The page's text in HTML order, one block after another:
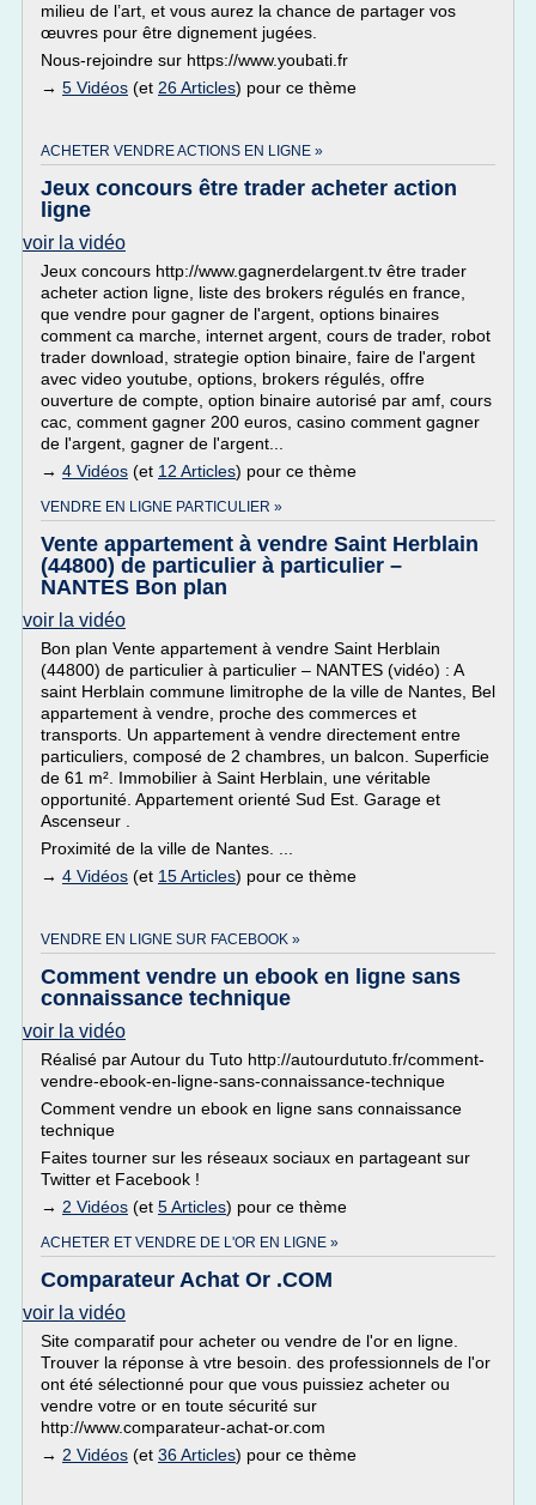
milieu de l’art, et vous aurez la chance de partager vos
œuvres pour être dignement jugées.
Nous-rejoindre sur https://www.youbati.fr
→ 5 Vidéos (et 26 Articles) pour ce thème
ACHETER VENDRE ACTIONS EN LIGNE »
Jeux concours être trader acheter action
ligne
voir la vidéo
Jeux concours http://www.gagnerdelargent.tv être trader
acheter action ligne, liste des brokers régulés en france,
que vendre pour gagner de l'argent, options binaires
comment ca marche, internet argent, cours de trader, robot
trader download, strategie option binaire, faire de l'argent
avec video youtube, options, brokers régulés, offre
ouverture de compte, option binaire autorisé par amf, cours
cac, comment gagner 200 euros, casino comment gagner
de l'argent, gagner de l'argent...
→ 4 Vidéos (et 12 Articles) pour ce thème
VENDRE EN LIGNE PARTICULIER »
Vente appartement à vendre Saint Herblain
(44800) de particulier à particulier –
NANTES Bon plan
voir la vidéo
Bon plan Vente appartement à vendre Saint Herblain
(44800) de particulier à particulier – NANTES (vidéo) : A
saint Herblain commune limitrophe de la ville de Nantes, Bel
appartement à vendre, proche des commerces et
transports. Un appartement à vendre directement entre
particuliers, composé de 2 chambres, un balcon. Superficie
de 61 m². Immobilier à Saint Herblain, une véritable
opportunité. Appartement orienté Sud Est. Garage et
Ascenseur .
Proximité de la ville de Nantes. ...
→ 4 Vidéos (et 15 Articles) pour ce thème
VENDRE EN LIGNE SUR FACEBOOK »
Comment vendre un ebook en ligne sans
connaissance technique
voir la vidéo
Réalisé par Autour du Tuto http://autourdututo.fr/comment-
vendre-ebook-en-ligne-sans-connaissance-technique
Comment vendre un ebook en ligne sans connaissance
technique
Faites tourner sur les réseaux sociaux en partageant sur
Twitter et Facebook !
→ 2 Vidéos (et 5 Articles) pour ce thème
ACHETER ET VENDRE DE L'OR EN LIGNE »
Comparateur Achat Or .COM
voir la vidéo
Site comparatif pour acheter ou vendre de l'or en ligne.
Trouver la réponse à vtre besoin. des professionnels de l'or
ont été sélectionné pour que vous puissiez acheter ou
vendre votre or en toute sécurité sur
http://www.comparateur-achat-or.com
→ 2 Vidéos (et 36 Articles) pour ce thème